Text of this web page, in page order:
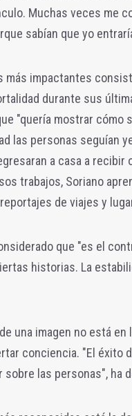
Muchas veces me
sabían que yo
más impactantes
durante sus
"quería mostrar
las personas seguían
a casa a
trabajos, Soriano
de viajes y
que "es el
historias. La
una imagen no está
conciencia. "El éxito
las personas", ha